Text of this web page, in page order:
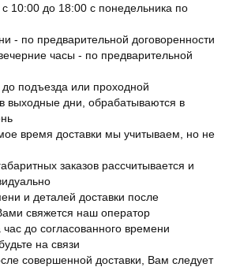
с 10:00 до 18:00 с понедельника по
- по предварительной договоренности
часы - по предварительной
до подъезда или проходной
выходные дни, обрабатываются в
время доставки мы учитываем, но не
заказов рассчитывается и
и деталей доставки после
свяжется наш оператор
час до согласованного времени
на связи
совершенной доставки, Вам следует